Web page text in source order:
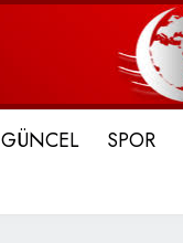
GÜNCEL SPOR